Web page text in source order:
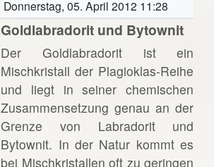
Donnerstag, 05. April 2012 11:28
Goldlabradorit und Bytownit
Der Goldlabradorit ist ein
Mischkristall der Plagioklas-Reihe
und liegt in seiner chemischen
Zusammensetzung genau an der
Grenze von Labradorit und
Bytownit. In der Natur kommt es
bei Mischkristallen oft zu geringen